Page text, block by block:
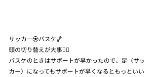
サッカー⚽️バスケ🏀
頭の切り替えが大事🙆‍♀️
バスケのときはサポートが早かったので、足（サッ
カー）になってもサポートが早くなるともっといい